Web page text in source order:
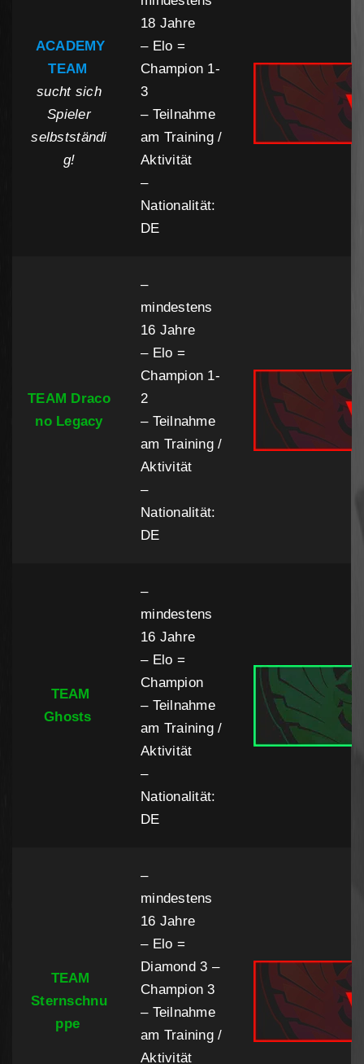
ACADEMY
TEAM
sucht sich
Spieler
selbstständi
g!
18 Jahre
– Elo =
Champion 1-
3
– Teilnahme
am Training /
Aktivität
–
Nationalität:
DE
TEAM Draco
no Legacy
–
mindestens
16 Jahre
– Elo =
Champion 1-
2
– Teilnahme
am Training /
Aktivität
–
Nationalität:
DE
TEAM
Ghosts
–
mindestens
16 Jahre
– Elo =
Champion
– Teilnahme
am Training /
Aktivität
–
Nationalität:
DE
TEAM
Sternschnu
ppe
–
mindestens
16 Jahre
– Elo =
Diamond 3 –
Champion 3
– Teilnahme
am Training /
Aktivität